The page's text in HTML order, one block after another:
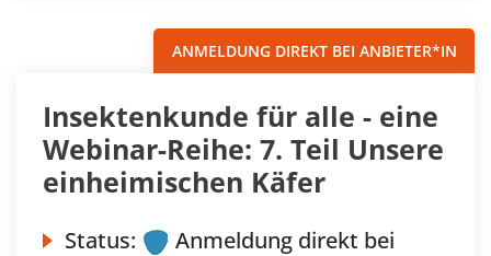
ANMELDUNG DIREKT BEI ANBIETER*IN
Insektenkunde für alle - eine
Webinar-Reihe: 7. Teil Unsere
einheimischen Käfer
Status:
Anmeldung direkt bei